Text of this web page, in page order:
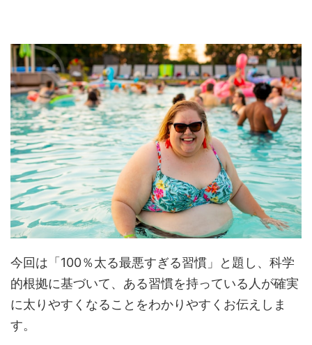
今回は「100％太る最悪すぎる習慣」と題し、科学
的根拠に基づいて、ある習慣を持っている人が確実
に太りやすくなることをわかりやすくお伝えしま
す。